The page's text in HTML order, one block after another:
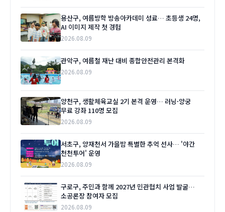
용산구, 여름방학 방송아카데미 성료… 초등생 24명,
AI 이미지 제작 첫 경험
2026.08.09
관악구, 여름철 재난 대비 종합안전관리 본격화
2026.08.09
양천구, 생활체육교실 2기 본격 운영… 러닝·양궁
무료 강좌 110명 모집
2026.08.09
서초구, 양재천서 가을밤 특별한 추억 선사… '야간
천천투어' 운영
2026.08.09
구로구, 주민과 함께 2027년 민관협치 사업 발굴…
소공론장 참여자 모집
2026.08.09